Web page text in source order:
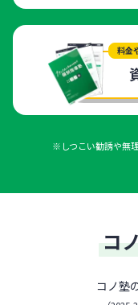
料金
※しつこい勧誘や無
コ
コノ塾